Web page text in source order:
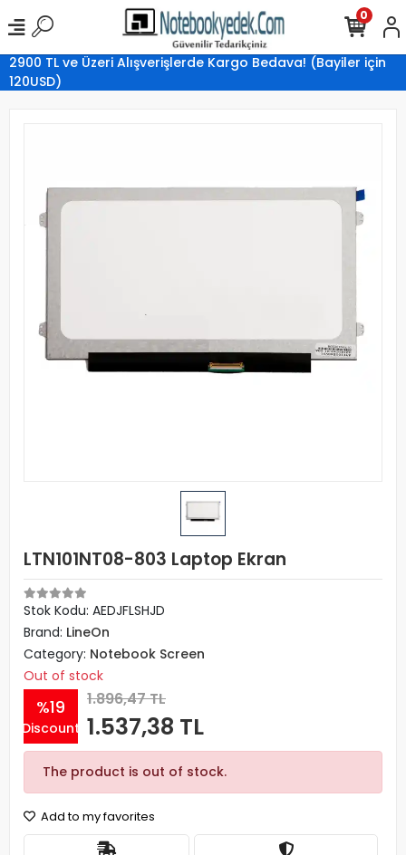
2900 TL ve Üzeri Alışverişlerde Kargo Bedava! (Bayiler için
120USD)
0
LTN101NT08-803 Laptop Ekran
Stok Kodu: AEDJFLSHJD
Brand: LineOn
Category: Notebook Screen
Out of stock
%19
Discount
1.896,47 TL
1.537,38 TL
The product is out of stock.
Add to my favorites